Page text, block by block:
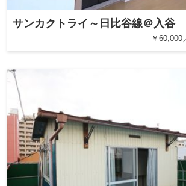
サンカクトライ～日比谷線＠入谷
￥60,000